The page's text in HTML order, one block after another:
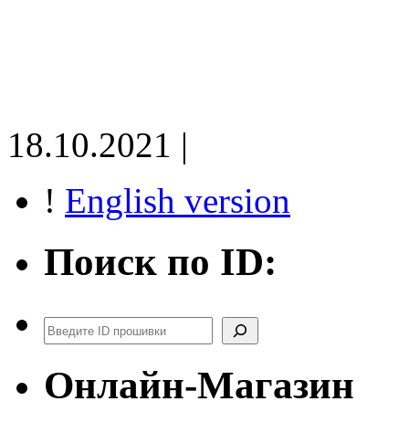
18.10.2021 |
! English version
Поиск по ID:
Поиск
Онлайн-Магазин